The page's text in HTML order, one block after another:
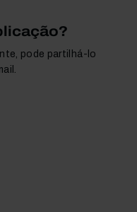
pode partilhá-lo